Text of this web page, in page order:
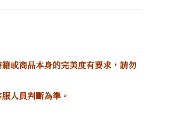
或商品本身的完美度有要求，請勿
人員判斷為準。